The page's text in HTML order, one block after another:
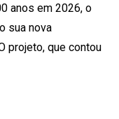
anos em 2026, o
sua nova
projeto, que contou